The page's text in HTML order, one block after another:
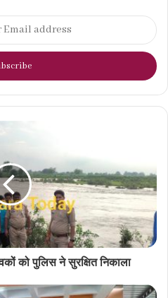
को पुलिस ने सुरक्षित निकाला